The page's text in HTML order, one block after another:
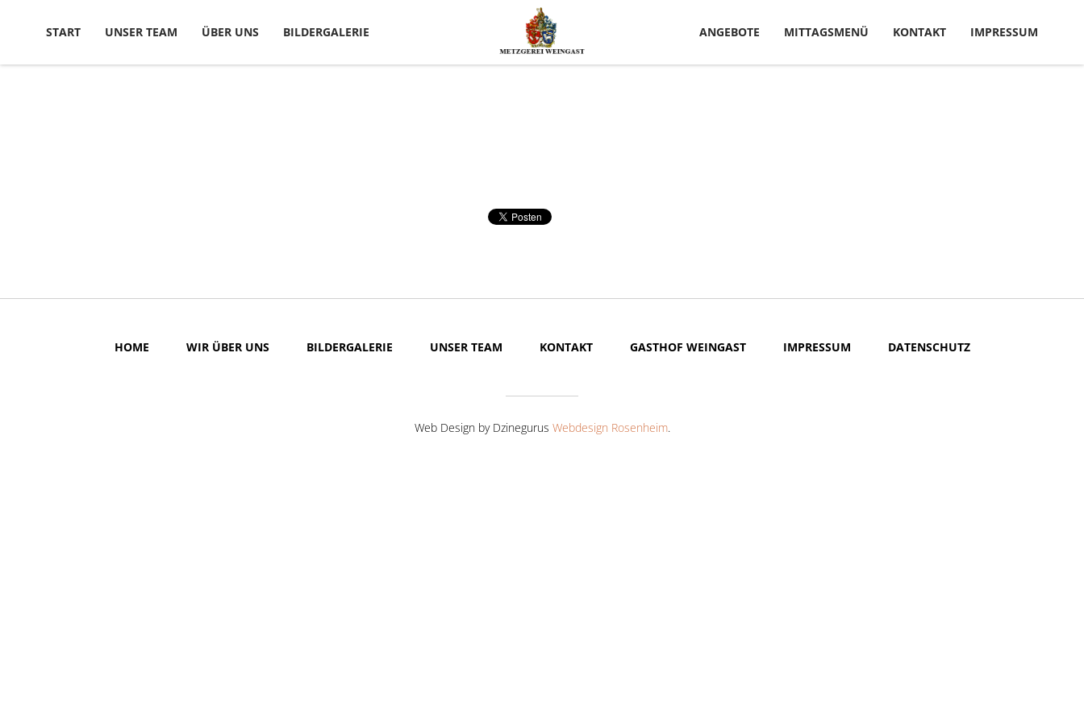
START UNSER TEAM ÜBER UNS BILDERGALERIE ANGEBOTE MITTAGSMENÜ KONTAKT IMPRESSUM
HOME WIR ÜBER UNS BILDERGALERIE UNSER TEAM KONTAKT GASTHOF WEINGAST IMPRESSUM DATENSCHUTZ
Web Design by Dzinegurus Webdesign Rosenheim.